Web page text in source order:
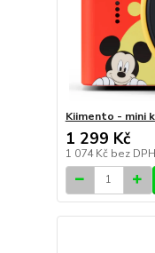
Kiimento - mini
1 299 Kč
1 074 Kč bez DPH